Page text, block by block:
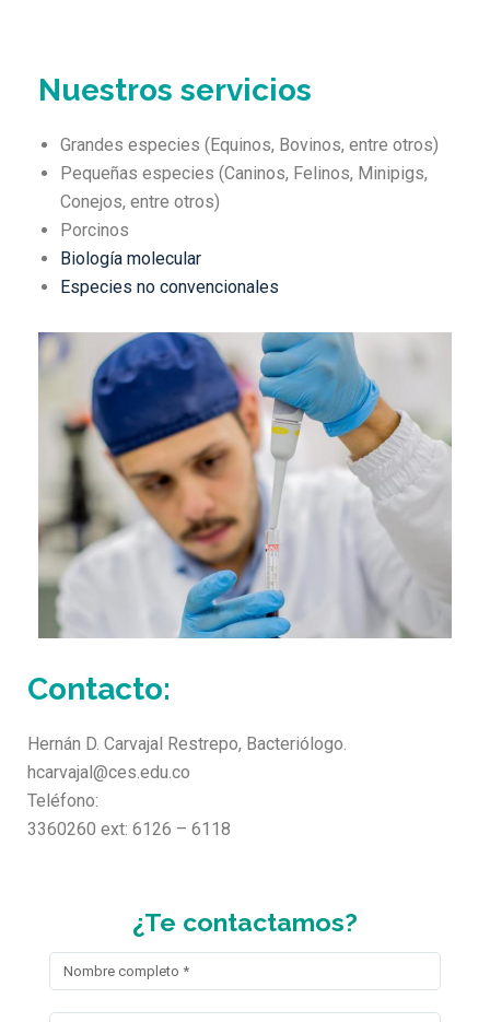
Nuestros servicios
Grandes especies (Equinos, Bovinos, entre otros)
Pequeñas especies (Caninos, Felinos, Minipigs,
Conejos, entre otros)
Porcinos
Biología molecular
Especies no convencionales
Contacto:
Hernán D. Carvajal Restrepo, Bacteriólogo.
hcarvajal@ces.edu.co
Teléfono:
3360260 ext: 6126 – 6118
¿Te contactamos?